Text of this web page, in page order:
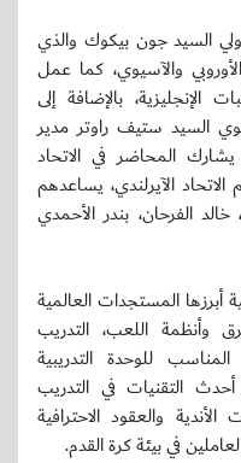
السيد جون بيكوك والذي
والآسيوي، كما عمل
الإنجليزية، بالإضافة إلى
السيد ستيف راوتر مدير
يشارك المحاضر في الاتحاد
الآيرلندي، يساعدهم
الفرحان، بندر الأحمدي
المستجدات العالمية
وأنظمة اللعب، التدريب
للوحدة التدريبية
التقنيات في التدريب
والعقود الاحترافية
في بيئة كرة القدم.